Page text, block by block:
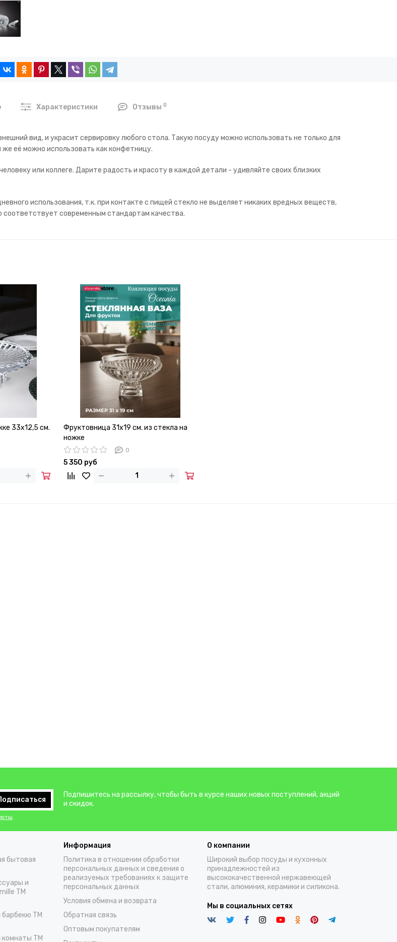
Характеристики Отзывы 0
вид, и украсит сервировку любого стола. Такую посуду можно использовать не только для
её можно использовать как конфетницу.
или коллеге. Дарите радость и красоту в каждой детали - удивляйте своих близких
использования, т.к. при контакте с пищей стекло не выделяет никаких вредных веществ,
соответствует современным стандартам качества.
33х12,5 см.
Фруктовница 31х19 см. из стекла на
ножке
0
5 350 руб
.
Подпишитесь на рассылку, чтобы быть в курсе наших новых поступлений, акций
и скидок.
бытовая
и
TM
TM
TM
Информация
Политика в отношении обработки
персональных данных и сведения о
реализуемых требованиях к защите
персональных данных
Условия обмена и возврата
Обратная связь
Оптовым покупателям
О компании
Широкий выбор посуды и кухонных
принадлежностей из
высококачественной нержавеющей
стали, алюминия, керамики и силикона.
Мы в социальных сетях